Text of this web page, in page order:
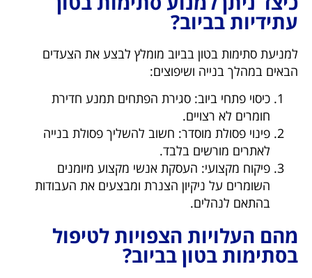
עתידיות בביוב?
למניעת סתימות בטון בביוב מומלץ לבצע את הצעדים
הבאים במהלך בנייה ושיפוצים:
כיסוי פתחי ביוב: סגירת הפתחים תמנע חדירת
חומרים לא רצויים.
פינוי פסולת מוסדר: חשוב להשליך פסולת בנייה
לאתרים מורשים בלבד.
פיקוח מקצועי: העסקת אנשי מקצוע מיומנים
השומרים על ניקיון הצנרת ומבצעים את העבודות
בהתאם לנהלים.
מהם העלויות הצפויות לטיפול
בסתימות בטון בביוב?